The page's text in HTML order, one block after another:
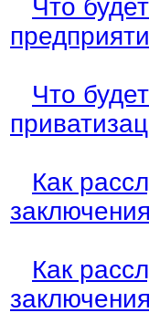
Что
Что
Как
Как